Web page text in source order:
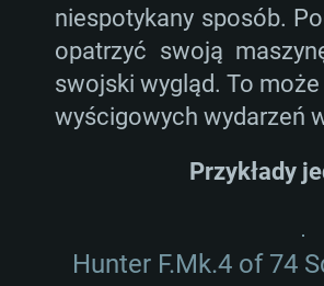
niespotykany sposób.
opatrzyć swoją
swojski wygląd. To
wyścigowych wydarzeń
Przykłady
Hunter F.Mk.4 of 74